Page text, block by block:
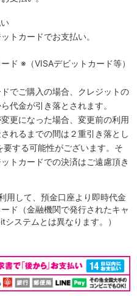
トカードでお支払い。
ド ※（VISAデビットカード等）
でご購入の場合、クレジットの
代金が引き落とされます。
更になった場合、変更前の利用
れるまでの間は２重引き落とし
する可能性がございます。そ
トカードでの決済はご遠慮頂き
用して、預金口座より即時代金
ド（金融機関で発行されたキャ
ステムとは異なります。）